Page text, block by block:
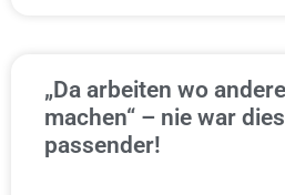
„Da arbeiten wo
machen“ – nie war
passender!